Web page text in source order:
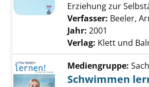
Erziehung zur
Verfasser: Beeler,
Jahr: 2001
Verlag: Klett und
Mediengruppe:
Schwimmen